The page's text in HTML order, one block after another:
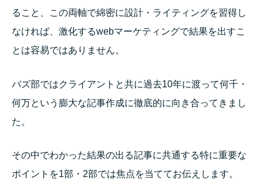
ること、この両軸で綿密に設計・ライティングを習得し
なければ、激化するwebマーケティングで結果を出すこ
とは容易ではありません。
バズ部ではクライアントと共に過去10年に渡って何千・
何万という膨大な記事作成に徹底的に向き合ってきまし
た。
その中でわかった結果の出る記事に共通する特に重要な
ポイントを1部・2部では焦点を当ててお伝えします。